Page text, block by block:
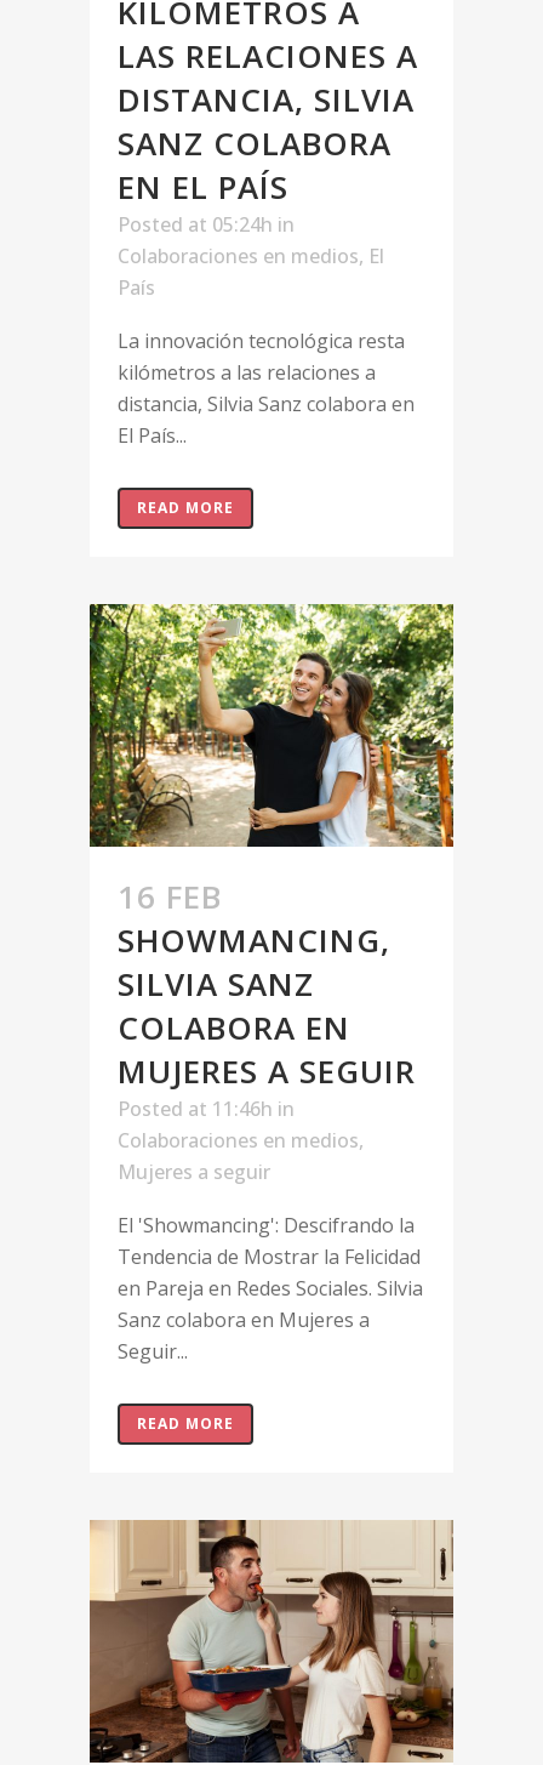
KILÓMETROS A
LAS RELACIONES A
DISTANCIA, SILVIA
SANZ COLABORA
EN EL PAÍS
Posted at 05:24h in
Colaboraciones en medios, El
País
La innovación tecnológica resta
kilómetros a las relaciones a
distancia, Silvia Sanz colabora en
El País...
READ MORE
16 FEB
SHOWMANCING,
SILVIA SANZ
COLABORA EN
MUJERES A SEGUIR
Posted at 11:46h in
Colaboraciones en medios,
Mujeres a seguir
El 'Showmancing': Descifrando la
Tendencia de Mostrar la Felicidad
en Pareja en Redes Sociales. Silvia
Sanz colabora en Mujeres a
Seguir...
READ MORE